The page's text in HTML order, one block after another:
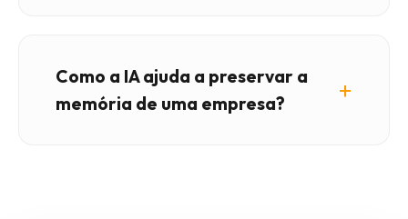
Como a IA ajuda a preservar a
memória de uma empresa?